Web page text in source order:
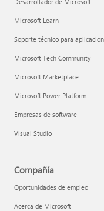
Microsoft Learn
Soporte técnico para
Microsoft Tech Community
Microsoft Marketplace
Microsoft Power Platform
Empresas de software
Visual Studio
Compañía
Oportunidades de empleo
Acerca de Microsoft